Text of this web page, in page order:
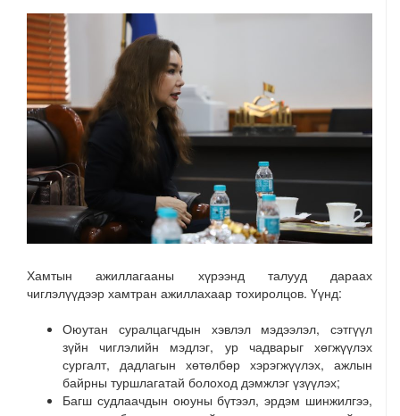
Хамтын ажиллагааны хүрээнд талууд дараах
чиглэлүүдээр хамтран ажиллахаар тохиролцов. Үүнд:
Оюутан суралцагчдын хэвлэл мэдээлэл, сэтгүүл
зүйн чиглэлийн мэдлэг, ур чадварыг хөгжүүлэх
сургалт, дадлагын хөтөлбөр хэрэгжүүлэх, ажлын
байрны туршлагатай болоход дэмжлэг үзүүлэх;
Багш судлаачдын оюуны бүтээл, эрдэм шинжилгээ,